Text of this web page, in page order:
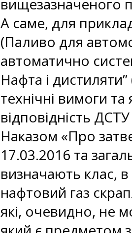
вищезазначеного
А саме, для
(Паливо для
автоматично
Нафта і
технічні вимоги
відповідність
Наказом «Про
17.03.2016 та
визначають клас,
нафтовий газ
які, очевидно, не